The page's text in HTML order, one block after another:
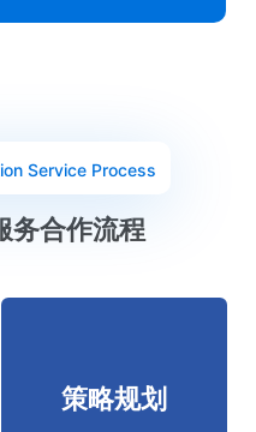
Service Process
务合作流程
策略规划